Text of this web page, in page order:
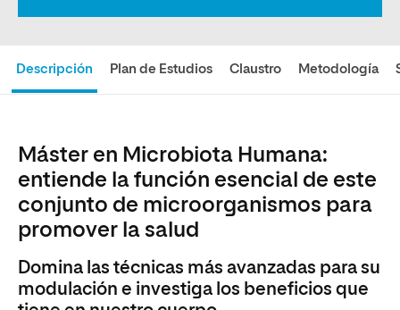
Descripción Plan de Estudios Claustro Metodología
Máster en Microbiota Humana:
entiende la función esencial de este
conjunto de microorganismos para
promover la salud
Domina las técnicas más avanzadas para su
modulación e investiga los beneficios que